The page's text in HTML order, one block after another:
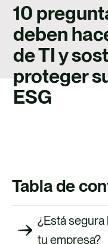
CONTACTO
10
deben
de TI y
proteger
ESG
Tabla de
¿Está segura
tu empresa?